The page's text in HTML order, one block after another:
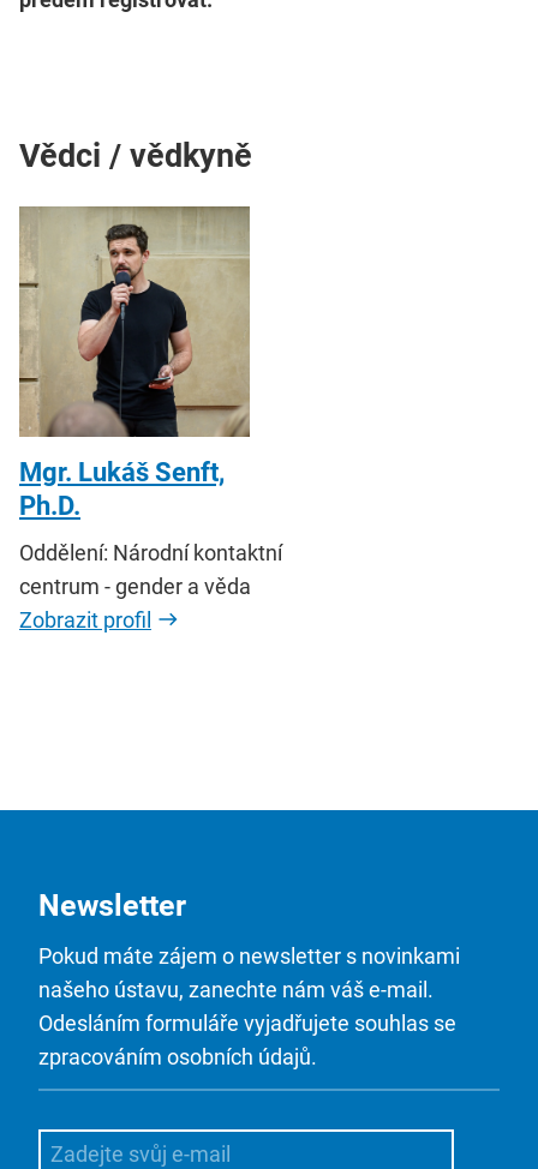
Vědci / vědkyně
Mgr. Lukáš Senft,
Ph.D.
Oddělení: Národní kontaktní
centrum - gender a věda
Zobrazit profil
Newsletter
Pokud máte zájem o newsletter s novinkami
našeho ústavu, zanechte nám váš e-mail.
Odesláním formuláře vyjadřujete souhlas se
zpracováním osobních údajů.